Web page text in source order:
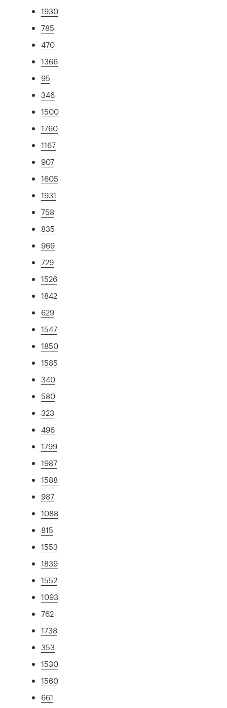
1930
785
470
1366
95
346
1500
1760
1167
907
1605
1931
758
835
969
729
1526
1842
629
1547
1850
1585
340
580
323
496
1799
1987
1588
987
1088
815
1553
1839
1552
1093
762
1738
353
1530
1560
661